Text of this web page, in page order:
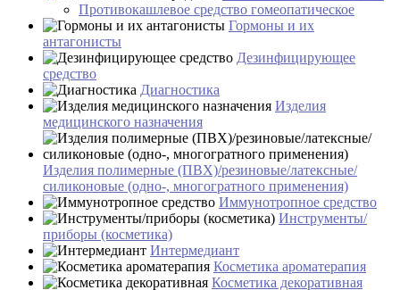
Противокашлевое средство гомеопатическое
Гормоны и их
антагонисты
Дезинфицирующее
средство
Диагностика
Изделия
медицинского назначения
Изделия полимерные (ПВХ)/резиновые/латексные/
силиконовые (одно-, многогратного применения)
Иммунотропное средство
Инструменты/
приборы (косметика)
Интермедиант
Косметика ароматерапия
Косметика декоративная